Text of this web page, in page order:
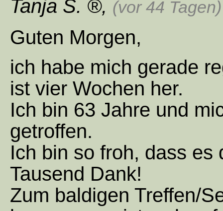
Tanja S. , (vor 44 Tagen)
Guten Morgen,
ich habe mich gerade
ist vier Wochen her.
Ich bin 63 Jahre und
getroffen.
Ich bin so froh, dass es
Tausend Dank!
Zum baldigen Treffen/